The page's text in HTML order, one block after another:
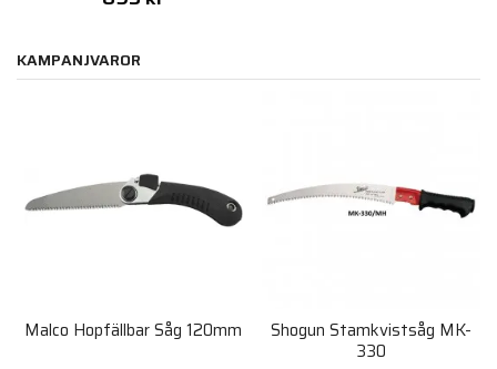
KAMPANJVAROR
Malco Hopfällbar Såg 120mm Shogun Stamkvistsåg MK-
330